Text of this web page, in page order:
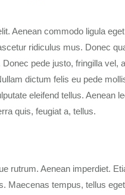
Aenean commodo ligula
ridiculus mus. Donec
pede justo, fringilla vel,
dictum felis eu pede
eleifend tellus. Aenean
quis, feugiat a, tellus.
rutrum. Aenean imperdiet.
Maecenas tempus, tellus